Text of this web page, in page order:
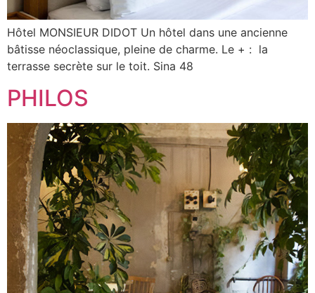
Hôtel MONSIEUR DIDOT Un hôtel dans une ancienne
bâtisse néoclassique, pleine de charme. Le + : la
terrasse secrète sur le toit. Sina 48
PHILOS